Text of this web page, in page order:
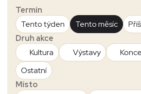
Termín
Tento týden
Tento měsíc
Druh akce
Kultura
Výstavy
Ostatní
Místo